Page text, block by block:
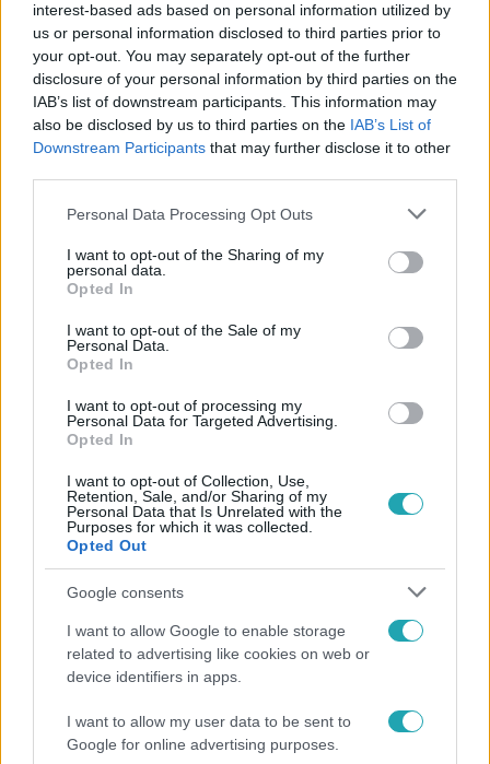
interest-based ads based on personal information utilized by
us or personal information disclosed to third parties prior to
your opt-out. You may separately opt-out of the further
disclosure of your personal information by third parties on the
IAB’s list of downstream participants. This information may
also be disclosed by us to third parties on the IAB’s List of
Downstream Participants that may further disclose it to other
Please note that this website/app uses one or more Google
not limited to your visit or usage behaviour. You may click to
grant or deny consent to Google and its third-party tags to
use your data for below specified purposes in below Google
consent section.
Personal Data Processing Opt Outs
I want to opt-out of the Sharing of my
personal data.
Opted In
I want to opt-out of the Sale of my
Personal Data.
Opted In
I want to opt-out of processing my
Personal Data for Targeted Advertising.
Opted In
I want to opt-out of Collection, Use,
Retention, Sale, and/or Sharing of my
Personal Data that Is Unrelated with the
Purposes for which it was collected.
Opted Out
Google consents
I want to allow Google to enable storage
related to advertising like cookies on web or
device identifiers in apps.
I want to allow my user data to be sent to
Google for online advertising purposes.
OSCAR-DÍJ
#JELÖLÉS #TOP 10
Népszerű
Bulvár